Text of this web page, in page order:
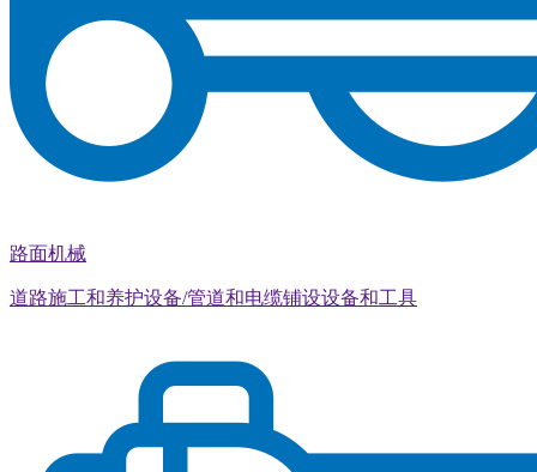
路面机械
道路施工和养护设备/管道和电缆铺设设备和工具